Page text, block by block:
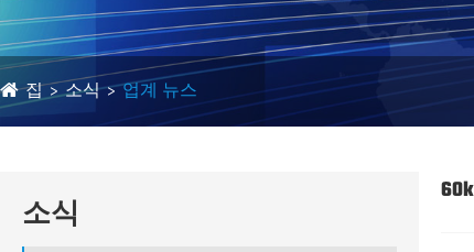
집 소식 업계 뉴스
소식